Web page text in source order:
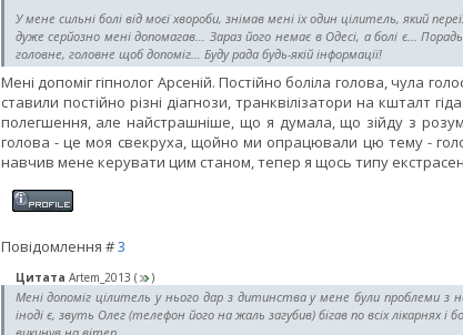
У мене сильні болі від моєї хвороби, знімав мені їх один цілитель, який
дуже серйозно мені допомагав... Зараз його немає в Одесі, а болі є...
головне, головне щоб допоміг... Буду рада будь-якій інформації!
Мені допоміг гіпнолог Арсеній. Постійно боліла голова, чула
ставили постійно різні діагнози, транквілізатори на кшталт
полегшення, але найстрашніше, що я думала, що зійду з
голова - це моя свекруха, щойно ми опрацювали цю тему -
навчив мене керувати цим станом, тепер я щось типу
Повідомлення #3
Цитата Artem_2013 ( )
Мені допоміг цілитель у нього дар з дитинства у мене були проблеми з
іноді є, звуть Олег (телефон його на жаль загубив) бігав по всіх лікарнях і